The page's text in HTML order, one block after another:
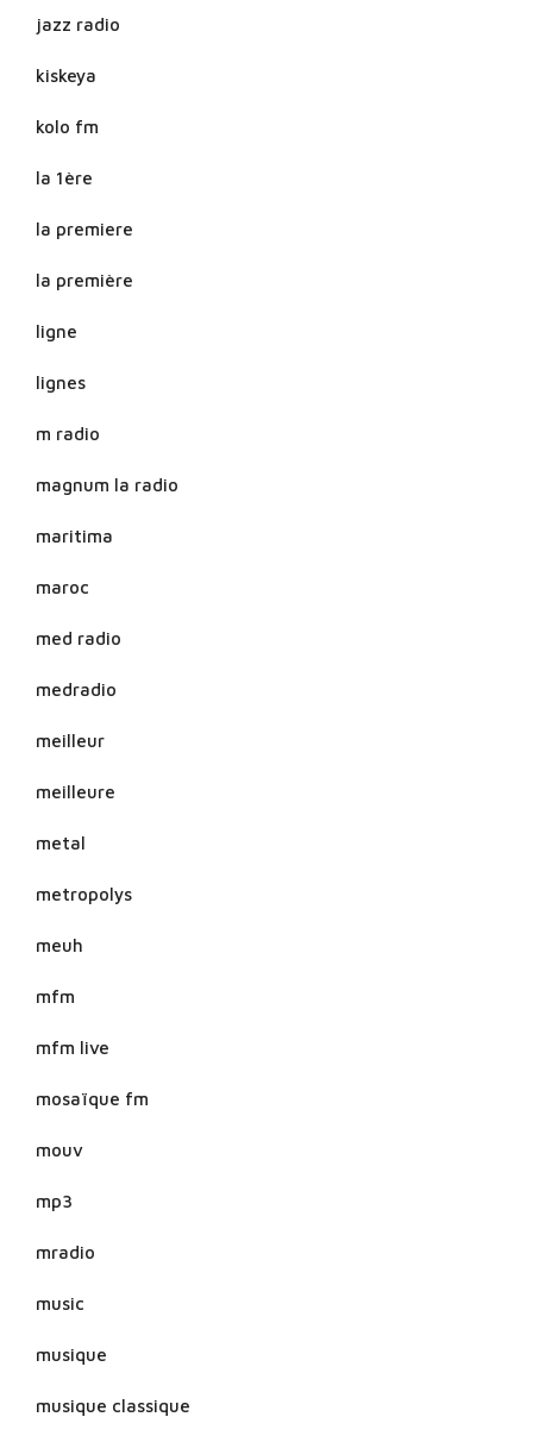
jazz radio
kiskeya
kolo fm
la 1ère
la premiere
la première
ligne
lignes
m radio
magnum la radio
maritima
maroc
med radio
medradio
meilleur
meilleure
metal
metropolys
meuh
mfm
mfm live
mosaïque fm
mouv
mp3
mradio
music
musique
musique classique